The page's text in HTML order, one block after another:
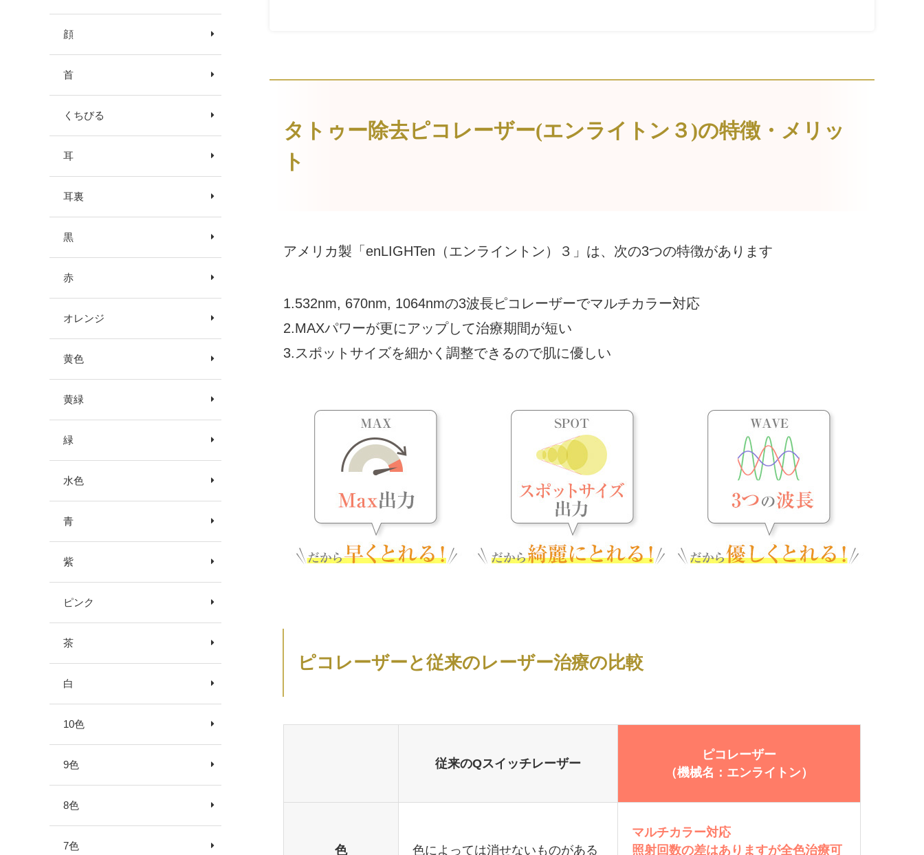
タトゥー除去ピコレーザー(エンライトン３)の特徴・メリッ
ト
アメリカ製「enLIGHTen（エンライントン）３」は、次の3つの特徴があります
1.532nm, 670nm, 1064nmの3波長ピコレーザーでマルチカラー対応
2.MAXパワーが更にアップして治療期間が短い
3.スポットサイズを細かく調整できるので肌に優しい
ピコレーザーと従来のレーザー治療の比較
従来のQスイッチレーザー
ピコレーザー
（機械名：エンライトン）
色 色によっては消せないものがある
マルチカラー対応
照射回数の差はありますが全色治療可
顔
首
くちびる
耳
耳裏
黒
赤
オレンジ
黄色
黄緑
緑
水色
青
紫
ピンク
茶
白
10色
9色
8色
7色